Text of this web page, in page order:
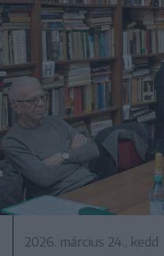
2026. március 24., kedd